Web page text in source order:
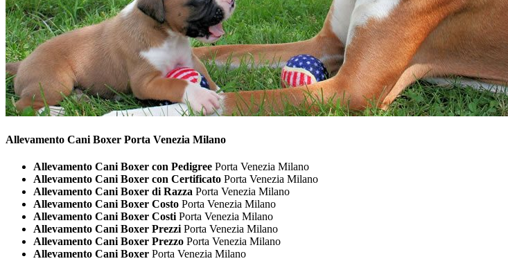
Allevamento Cani Boxer Porta Venezia Milano
Allevamento Cani Boxer con Pedigree Porta Venezia Milano
Allevamento Cani Boxer con Certificato Porta Venezia Milano
Allevamento Cani Boxer di Razza Porta Venezia Milano
Allevamento Cani Boxer Costo Porta Venezia Milano
Allevamento Cani Boxer Costi Porta Venezia Milano
Allevamento Cani Boxer Prezzi Porta Venezia Milano
Allevamento Cani Boxer Prezzo Porta Venezia Milano
Allevamento Cani Boxer Porta Venezia Milano